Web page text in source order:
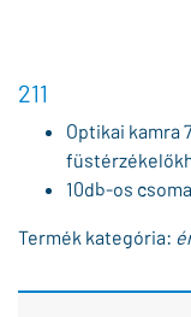
211
Optikai kamra
10db-os
Termék kategória: